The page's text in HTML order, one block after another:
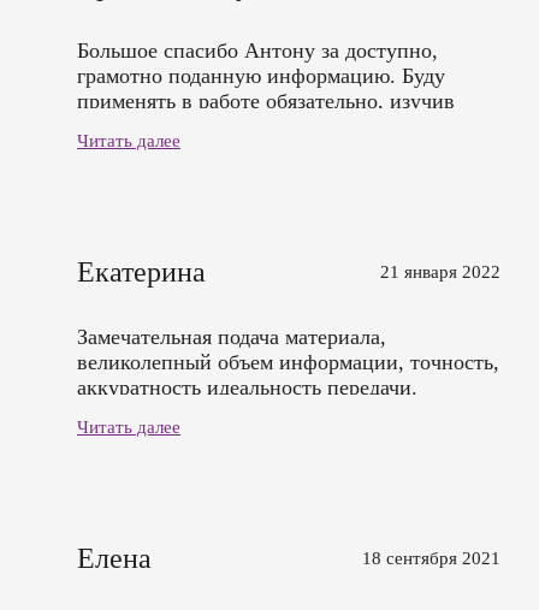
Большое спасибо Антону за доступно,
грамотно поданную информацию. Буду
применять в работе обязательно, изучив
за практические занятия! Вам удачи!
Читать далее
Екатерина 21 января 2022
Замечательная подача материала,
великолепный объем информации, точность,
аккуратность идеальность передачи.
Читать далее
Елена 18 сентября 2021